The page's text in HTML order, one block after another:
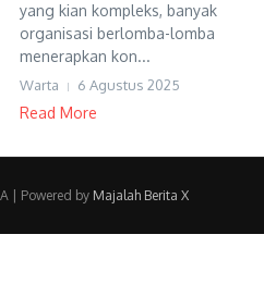
yang kian kompleks, banyak
organisasi berlomba-lomba
menerapkan kon...
Warta 6 Agustus 2025
Read More
| Powered by Majalah Berita X